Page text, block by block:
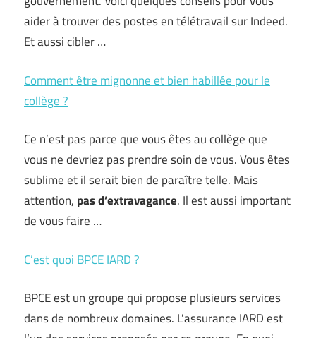
aider à trouver des postes en télétravail sur Indeed.
Et aussi cibler …
Comment être mignonne et bien habillée pour le
collège ?
Ce n’est pas parce que vous êtes au collège que
vous ne devriez pas prendre soin de vous. Vous êtes
sublime et il serait bien de paraître telle. Mais
attention, pas d’extravagance. Il est aussi important
de vous faire …
C’est quoi BPCE IARD ?
BPCE est un groupe qui propose plusieurs services
dans de nombreux domaines. L’assurance IARD est